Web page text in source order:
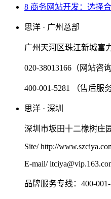
8 商务网站开发：选择
思洋 · 广州总部
广州天河区珠江新城富
020-38013166（网站咨
400-001-5281 （售后服
思洋 · 深圳
深圳市坂田十二橡树庄
Site/ http://
E-mail/
品牌服务专线：400-001-